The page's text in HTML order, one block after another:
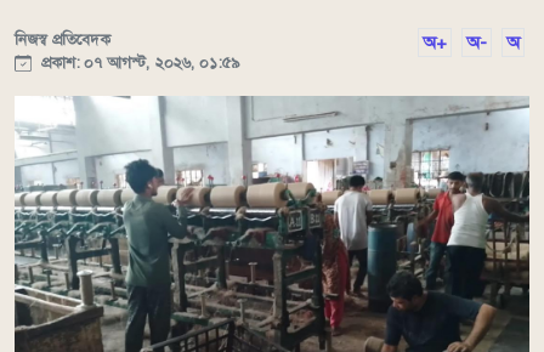
নিজস্ব প্রতিবেদক
প্রকাশ: ০৭ আগস্ট, ২০২৬, ০১:৫৯
অ+ অ- অ